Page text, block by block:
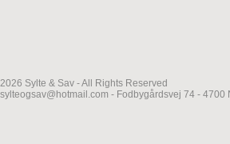
2026 Sylte & Sav - All Rights Reserved
sylteogsav@hotmail.com - Fodbygårdsvej 74 - 4700